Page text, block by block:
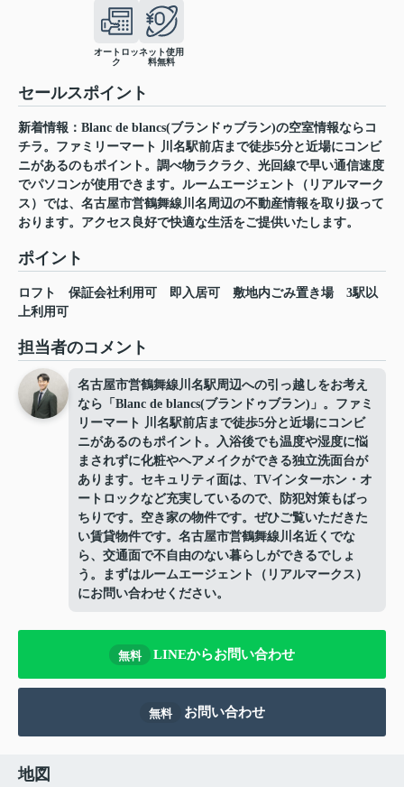
オートロッ
ク
ネット使用
料無料
セールスポイント
新着情報：Blanc de blancs(ブランドゥブラン)の空室情報ならコ
チラ。ファミリーマート 川名駅前店まで徒歩5分と近場にコンビ
ニがあるのもポイント。調べ物ラクラク、光回線で早い通信速度
でパソコンが使用できます。ルームエージェント（リアルマーク
ス）では、名古屋市営鶴舞線川名周辺の不動産情報を取り扱って
おります。アクセス良好で快適な生活をご提供いたします。
ポイント
ロフト 保証会社利用可 即入居可 敷地内ごみ置き場
3駅以
上利用可
担当者のコメント
名古屋市営鶴舞線川名駅周辺への引っ越しをお考え
なら「Blanc de blancs(ブランドゥブラン)」。ファミ
リーマート 川名駅前店まで徒歩5分と近場にコンビ
ニがあるのもポイント。入浴後でも温度や湿度に悩
まされずに化粧やヘアメイクができる独立洗面台が
あります。セキュリティ面は、TVインターホン・オ
ートロックなど充実しているので、防犯対策もばっ
ちりです。空き家の物件です。ぜひご覧いただきた
い賃貸物件です。名古屋市営鶴舞線川名近くでな
ら、交通面で不自由のない暮らしができるでしょ
う。まずはルームエージェント（リアルマークス）
にお問い合わせください。
無料 LINEからお問い合わせ
無料 お問い合わせ
地図